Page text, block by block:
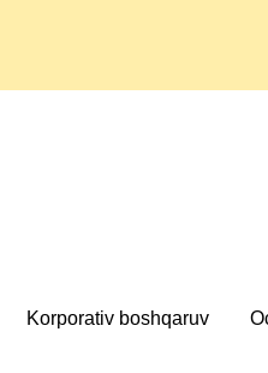
Korporativ boshqaruv